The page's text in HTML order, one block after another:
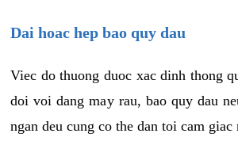
Dai hoac hep bao quy dau
Viec do thuong duoc xac dinh thong
doi voi dang may rau, bao quy dau
ngan deu cung co the dan toi cam